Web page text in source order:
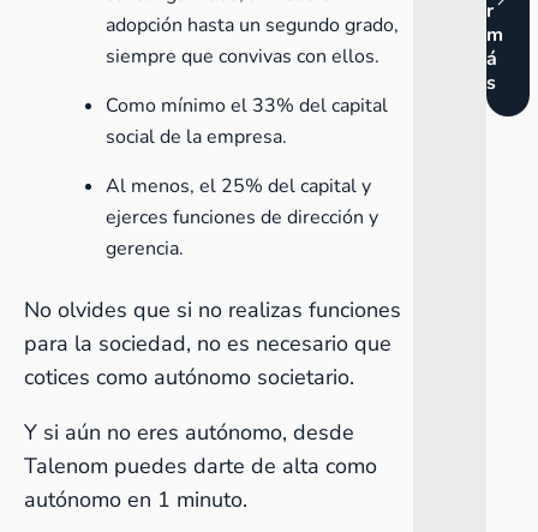
adopción hasta un segundo grado,
siempre que convivas con ellos.
Como mínimo el 33% del capital
social de la empresa.
Al menos, el 25% del capital y
ejerces funciones de dirección y
gerencia.
No olvides que si no realizas funciones
para la sociedad, no es necesario que
cotices como autónomo societario.
Y si aún no eres autónomo, desde
Talenom puedes darte de alta como
autónomo en 1 minuto.
r
m
á
s